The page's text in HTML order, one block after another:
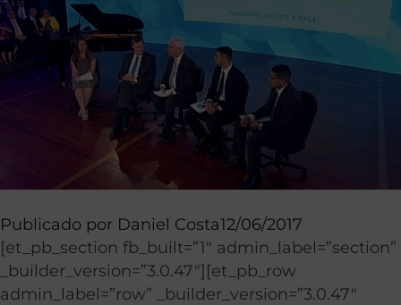
Publicado por Daniel Costa12/06/2017
[et_pb_section fb_built=”1″ admin_label=”section”
_builder_version=”3.0.47″][et_pb_row
admin_label=”row” _builder_version=”3.0.47″